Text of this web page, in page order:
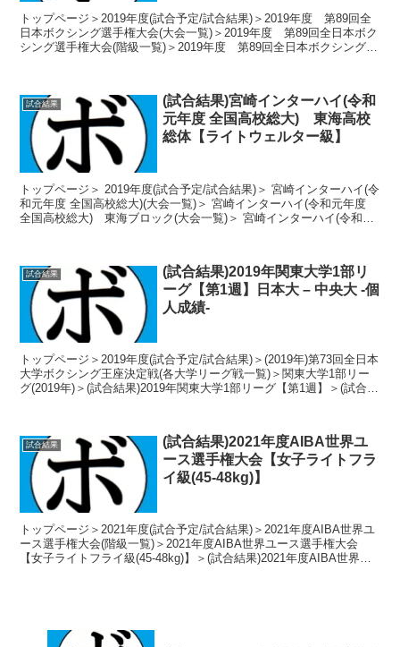
トップページ＞2019年度(試合予定/試合結果)＞2019年度 第89回全
日本ボクシング選手権大会(大会一覧)＞2019年度 第89回全日本ボク
シング選手権大会(階級一覧)＞2019年度 第89回全日本ボクシング選
試合結果
(試合結果)宮崎インターハイ(令和
元年度 全国高校総大) 東海高校
総体【ライトウェルター級】
トップページ＞ 2019年度(試合予定/試合結果)＞ 宮崎インターハイ(令
和元年度 全国高校総大)(大会一覧)＞ 宮崎インターハイ(令和元年度
全国高校総大) 東海ブロック(大会一覧)＞ 宮崎インターハイ(令和元
試合結果
(試合結果)2019年関東大学1部リ
ーグ【第1週】日本大 – 中央大 -個
人成績-
トップページ＞2019年度(試合予定/試合結果)＞(2019年)第73回全日本
大学ボクシング王座決定戦(各大学リーグ戦一覧)＞関東大学1部リー
グ(2019年)＞(試合結果)2019年関東大学1部リーグ【第1週】＞(試合結
試合結果
(試合結果)2021年度AIBA世界ユ
ース選手権大会【女子ライトフラ
イ級(45-48kg)】
トップページ＞2021年度(試合予定/試合結果)＞2021年度AIBA世界ユ
ース選手権大会(階級一覧)＞2021年度AIBA世界ユース選手権大会
【女子ライトフライ級(45-48kg)】＞(試合結果)2021年度AIBA世界ユ